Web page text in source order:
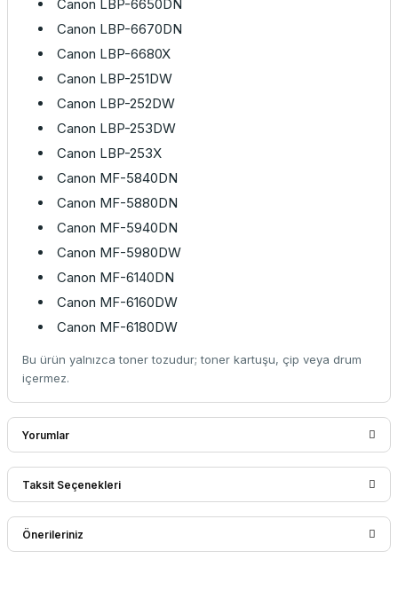
Canon LBP-6650DN
Canon LBP-6670DN
Canon LBP-6680X
Canon LBP-251DW
Canon LBP-252DW
Canon LBP-253DW
Canon LBP-253X
Canon MF-5840DN
Canon MF-5880DN
Canon MF-5940DN
Canon MF-5980DW
Canon MF-6140DN
Canon MF-6160DW
Canon MF-6180DW
Bu ürün yalnızca toner tozudur; toner kartuşu, çip veya drum
içermez.
Yorumlar
Bu ürüne ilk yorumu siz yapın!
Taksit Seçenekleri
Önerileriniz